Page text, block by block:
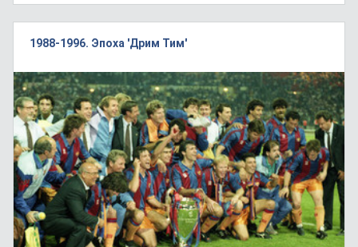
1988-1996. Эпоха 'Дрим Тим'